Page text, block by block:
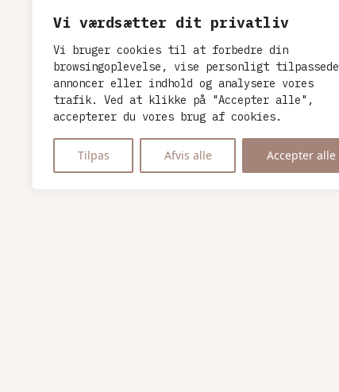
Vi værdsætter dit privatliv
Vi bruger cookies til at forbedre din
browsingoplevelse, vise personligt tilpassede
annoncer eller indhold og analysere vores
trafik. Ved at klikke på "Accepter alle",
accepterer du vores brug af cookies.
Tilpas Afvis alle Accepter alle